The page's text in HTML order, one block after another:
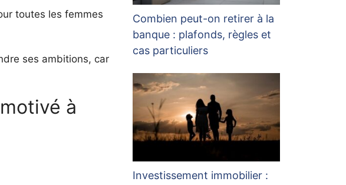
toutes les femmes
ses ambitions, car
à
Combien peut-on retirer à la
banque : plafonds, règles et
cas particuliers
Investissement immobilier :